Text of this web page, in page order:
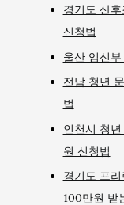
경기도 산
신청법
울산 임신
전남 청년
법
인천시 청
원 신청법
경기도 프
100만원 받